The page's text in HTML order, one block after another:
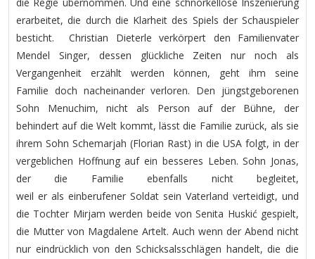
erarbeitet, die durch die Klarheit des Spiels der Schauspieler
besticht. Christian Dieterle verkörpert den Familienvater
Mendel Singer, dessen glückliche Zeiten nur noch als
Vergangenheit erzählt werden können, geht ihm seine
Familie doch nacheinander verloren. Den jüngstgeborenen
Sohn Menuchim, nicht als Person auf der Bühne, der
behindert auf die Welt kommt, lässt die Familie zurück, als sie
ihrem Sohn Schemarjah (Florian Rast) in die USA folgt, in der
vergeblichen Hoffnung auf ein besseres Leben. Sohn Jonas,
der die Familie ebenfalls nicht begleitet,
weil er als einberufener Soldat sein Vaterland verteidigt, und
die Tochter Mirjam werden beide von Senita Huskić gespielt,
die Mutter von Magdalene Artelt. Auch wenn der Abend nicht
nur eindrücklich von den Schicksalsschlägen handelt, die die